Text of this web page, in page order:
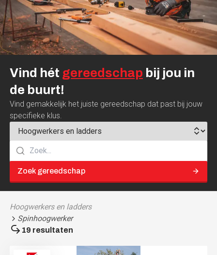
Vind hét gereedschap bij jou in
de buurt!
Vind gemakkelijk het juiste gereedschap dat past bij jouw
specifieke klus.
Zoek gereedschap
Hoogwerkers en ladders
Spinhoogwerker